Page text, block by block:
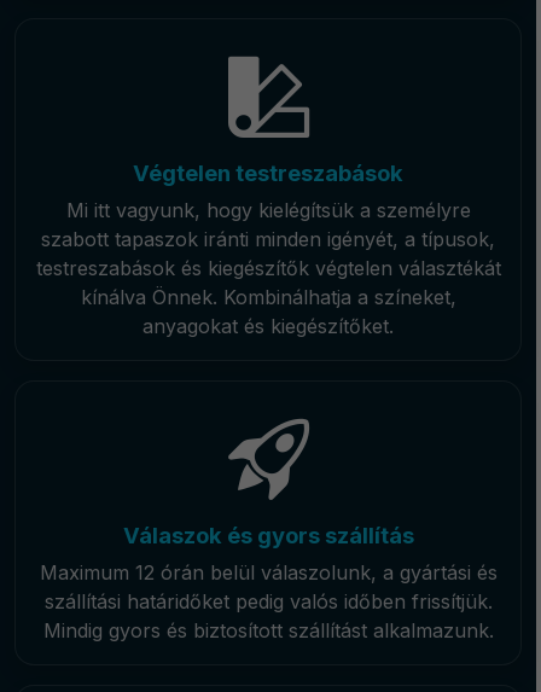
Végtelen testreszabások
Mi itt vagyunk, hogy kielégítsük a személyre
szabott tapaszok iránti minden igényét, a típusok,
testreszabások és kiegészítők végtelen választékát
kínálva Önnek. Kombinálhatja a színeket,
anyagokat és kiegészítőket.
Válaszok és gyors szállítás
Maximum 12 órán belül válaszolunk, a gyártási és
szállítási határidőket pedig valós időben frissítjük.
Mindig gyors és biztosított szállítást alkalmazunk.